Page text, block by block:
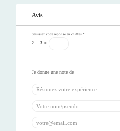
Avis
Saisissez votre réponse en chiffres *
2 + 3 =